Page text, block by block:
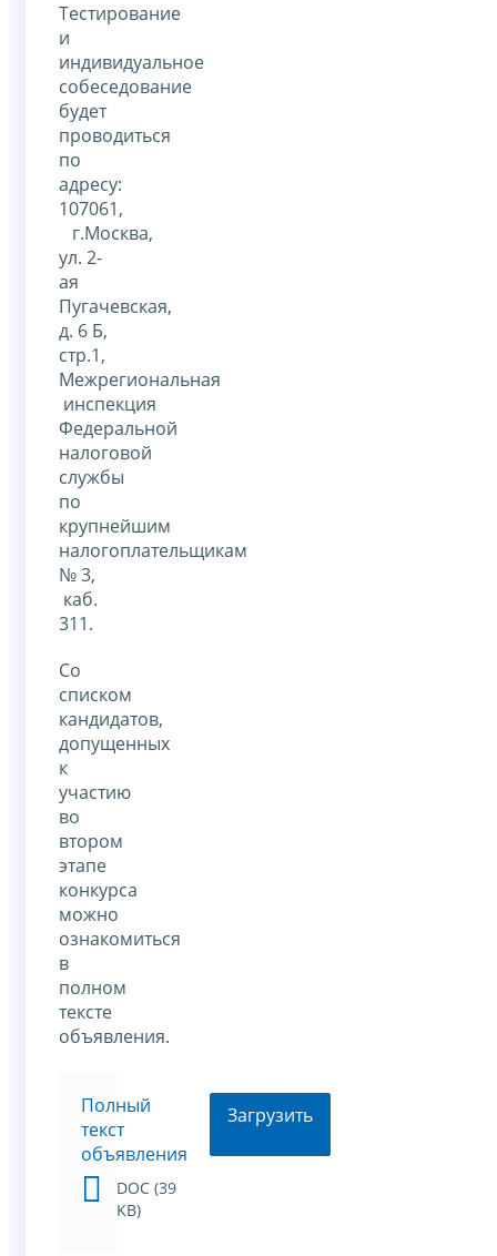
Тестирование
и
индивидуальное
собеседование
будет
проводиться
по
адресу:
107061,
г.Москва,
ул. 2-
ая
Пугачевская,
д. 6 Б,
стр.1,
Межрегиональная
инспекция
Федеральной
налоговой
службы
по
крупнейшим
налогоплательщикам
№ 3,
каб.
311.
Со
списком
кандидатов,
допущенных
к
участию
во
втором
этапе
конкурса
можно
ознакомиться
в
полном
тексте
объявления.
Полный
текст
объявления
DOC (39
KB)
Загрузить